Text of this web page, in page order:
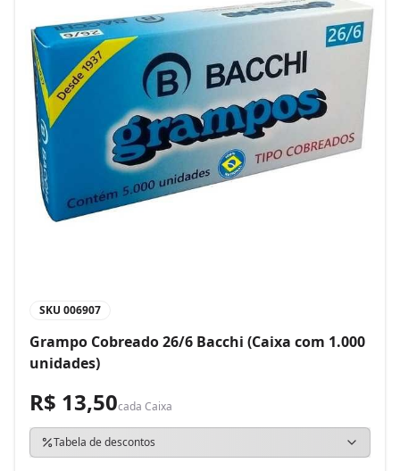
SKU 006907
Grampo Cobreado 26/6 Bacchi (Caixa com 1.000
unidades)
R$ 13,50cada Caixa
Tabela de descontos